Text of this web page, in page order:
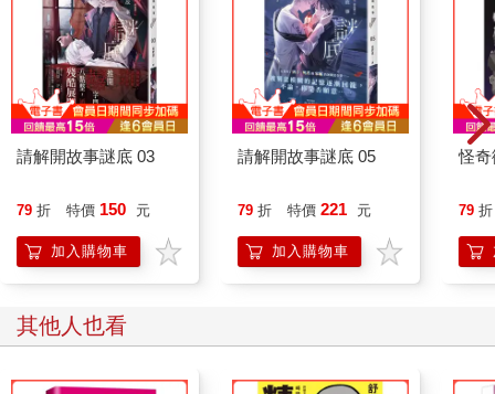
請解開故事謎底 03
79 折 特價 150 元
加入購物車
請解開故事謎底 05
79 折 特價 221 元
加入購物車
怪
79 折
其他人也看